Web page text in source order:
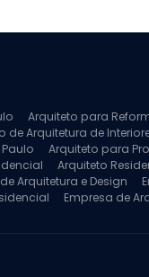
Arquiteto para
de Arquitetura de
Arquiteto para
Arquiteto
Arquitetura e Design
Empresa de